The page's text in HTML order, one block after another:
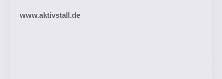
www.aktivstall.de